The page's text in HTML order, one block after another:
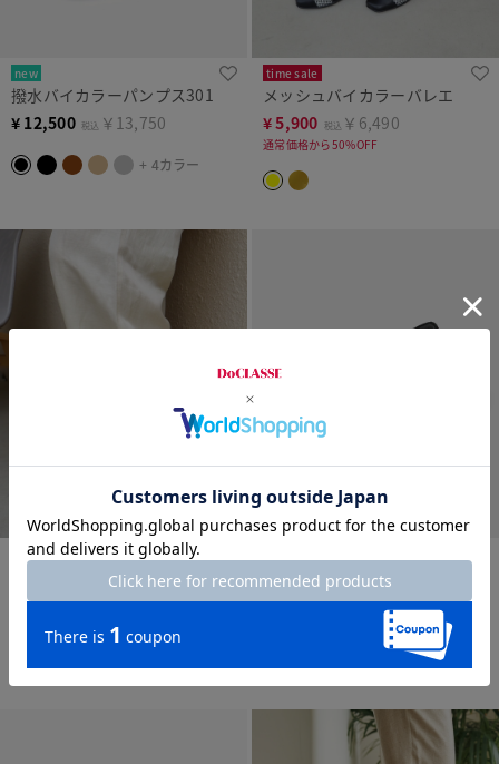
new
撥水バイカラーパンプス301
¥ 12,500 税込 ￥13,750
+ 4カラー
time sale
メッシュバイカラーバレエ
¥5,900 税込 ￥6,490
通常価格から50%OFF
time sale
メッシュバイカラーバレエ
5,900 税込￥6,490
通常価格から50%OFF
撥水ニットヒールバレエ
¥7,900 税込￥8,690